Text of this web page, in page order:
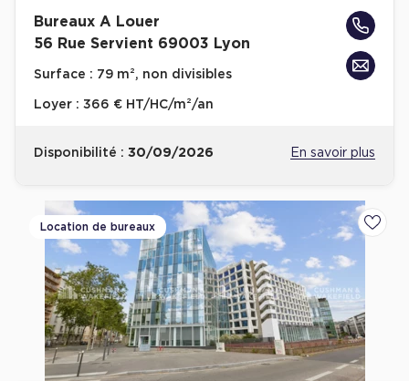
Bureaux A Louer
56 Rue Servient 69003 Lyon
Surface : 79 m², non divisibles
Loyer : 366 € HT/HC/m²/an
Disponibilité : 30/09/2026 En savoir plus
Location de bureaux